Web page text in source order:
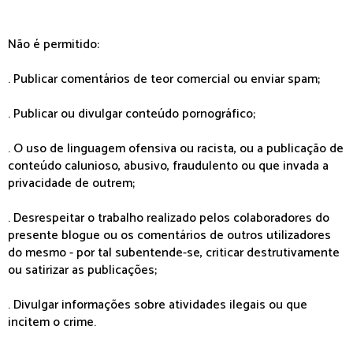
Não é permitido:
. Publicar comentários de teor comercial ou enviar spam;
. Publicar ou divulgar conteúdo pornográfico;
. O uso de linguagem ofensiva ou racista, ou a publicação de
conteúdo calunioso, abusivo, fraudulento ou que invada a
privacidade de outrem;
. Desrespeitar o trabalho realizado pelos colaboradores do
presente blogue ou os comentários de outros utilizadores
do mesmo - por tal subentende-se, criticar destrutivamente
ou satirizar as publicações;
. Divulgar informações sobre atividades ilegais ou que
incitem o crime.